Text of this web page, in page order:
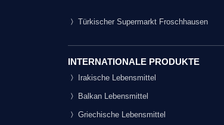
Türkischer Supermarkt Froschhausen
INTERNATIONALE PRODUKTE
Irakische Lebensmittel
Balkan Lebensmittel
Griechische Lebensmittel